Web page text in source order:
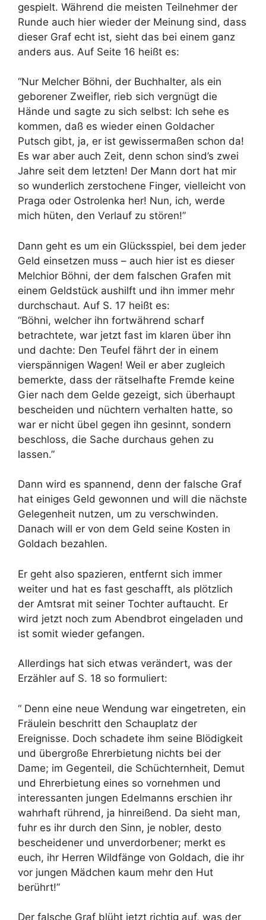
gespielt. Während die meisten Teilnehmer der
Runde auch hier wieder der Meinung sind, dass
dieser Graf echt ist, sieht das bei einem ganz
anders aus. Auf Seite 16 heißt es:
“Nur Melcher Böhni, der Buchhalter, als ein
geborener Zweifler, rieb sich vergnügt die
Hände und sagte zu sich selbst: Ich sehe es
kommen, daß es wieder einen Goldacher
Putsch gibt, ja, er ist gewissermaßen schon da!
Es war aber auch Zeit, denn schon sind’s zwei
Jahre seit dem letzten! Der Mann dort hat mir
so wunderlich zerstochene Finger, vielleicht von
Praga oder Ostrolenka her! Nun, ich, werde
mich hüten, den Verlauf zu stören!”
Dann geht es um ein Glücksspiel, bei dem jeder
Geld einsetzen muss – auch hier ist es dieser
Melchior Böhni, der dem falschen Grafen mit
einem Geldstück aushilft und ihn immer mehr
durchschaut. Auf S. 17 heißt es:
“Böhni, welcher ihn fortwährend scharf
betrachtete, war jetzt fast im klaren über ihn
und dachte: Den Teufel fährt der in einem
vierspännigen Wagen! Weil er aber zugleich
bemerkte, dass der rätselhafte Fremde keine
Gier nach dem Gelde gezeigt, sich überhaupt
bescheiden und nüchtern verhalten hatte, so
war er nicht übel gegen ihn gesinnt, sondern
beschloss, die Sache durchaus gehen zu
lassen.”
Dann wird es spannend, denn der falsche Graf
hat einiges Geld gewonnen und will die nächste
Gelegenheit nutzen, um zu verschwinden.
Danach will er von dem Geld seine Kosten in
Goldach bezahlen.
Er geht also spazieren, entfernt sich immer
weiter und hat es fast geschafft, als plötzlich
der Amtsrat mit seiner Tochter auftaucht. Er
wird jetzt noch zum Abendbrot eingeladen und
ist somit wieder gefangen.
Allerdings hat sich etwas verändert, was der
Erzähler auf S. 18 so formuliert:
“ Denn eine neue Wendung war eingetreten, ein
Fräulein beschritt den Schauplatz der
Ereignisse. Doch schadete ihm seine Blödigkeit
und übergroße Ehrerbietung nichts bei der
Dame; im Gegenteil, die Schüchternheit, Demut
und Ehrerbietung eines so vornehmen und
interessanten jungen Edelmanns erschien ihr
wahrhaft rührend, ja hinreißend. Da sieht man,
fuhr es ihr durch den Sinn, je nobler, desto
bescheidener und unverdorbener; merkt es
euch, ihr Herren Wildfänge von Goldach, die ihr
vor jungen Mädchen kaum mehr den Hut
berührt!”
Der falsche Graf blüht jetzt richtig auf, was der